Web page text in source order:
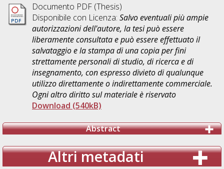
Documento PDF (Thesis)
Disponibile con Licenza: Salvo eventuali più ampie
autorizzazioni dell'autore, la tesi può essere
liberamente consultata e può essere effettuato il
salvataggio e la stampa di una copia per fini
strettamente personali di studio, di ricerca e di
insegnamento, con espresso divieto di qualunque
utilizzo direttamente o indirettamente commerciale.
Ogni altro diritto sul materiale è riservato
Download (540kB)
Abstract
Altri metadati